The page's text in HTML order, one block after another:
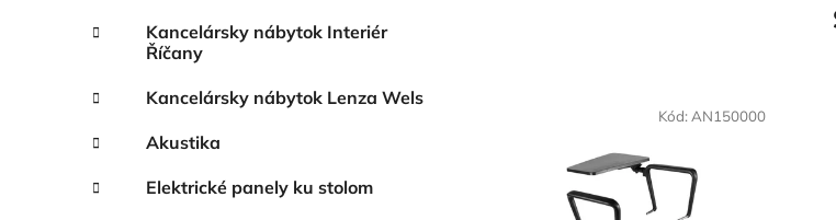
Kancelársky nábytok Interiér
Říčany
Kancelársky nábytok Lenza Wels
Akustika
Elektrické panely ku stolom
Kód: AN150000